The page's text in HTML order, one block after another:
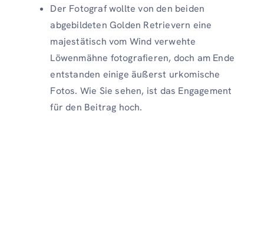
Der Fotograf wollte von den beiden
abgebildeten Golden Retrievern eine
majestätisch vom Wind verwehte
Löwenmähne fotografieren, doch am Ende
entstanden einige äußerst urkomische
Fotos. Wie Sie sehen, ist das Engagement
für den Beitrag hoch.